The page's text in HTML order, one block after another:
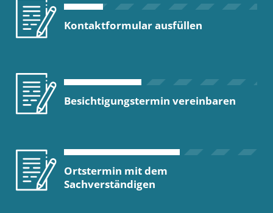
Kontaktformular ausfüllen
Besichtigungstermin vereinbaren
Ortstermin mit dem
Sachverständigen